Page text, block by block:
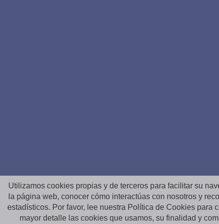
Utilizamos cookies propias y de terceros para facilitar su
la página web, conocer cómo interactúas con nosotros y
estadísticos. Por favor, lee nuestra Política de Cookies para
mayor detalle las cookies que usamos, su finalidad y